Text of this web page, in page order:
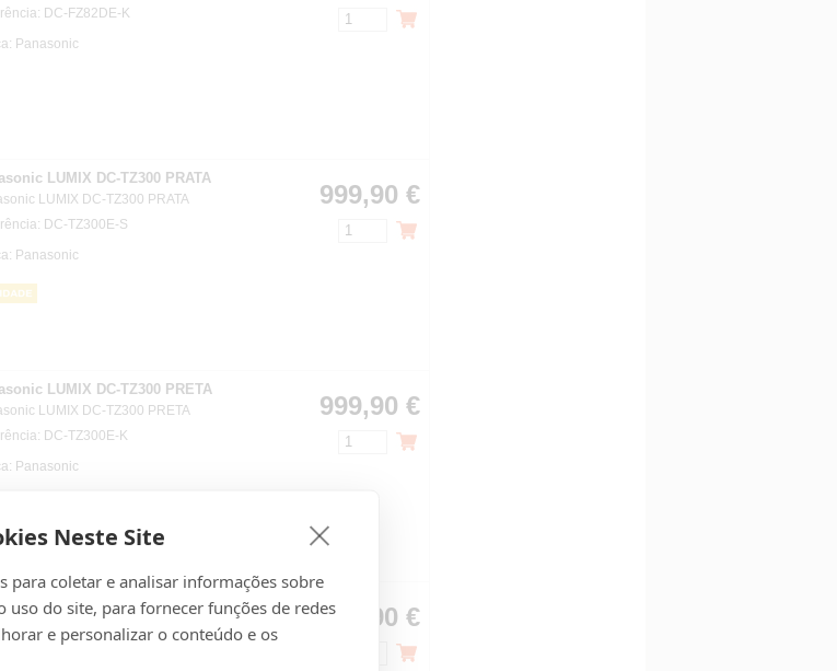
Neste Site
para coletar e analisar informações sobre
uso do site, para fornecer funções de redes
e personalizar o conteúdo e os
DC-FZ82DE-K
Panasonic
LUMIX DC-TZ300 PRATA
LUMIX DC-TZ300 PRATA
DC-TZ300E-S
Panasonic
999,90 €
LUMIX DC-TZ300 PRETA
LUMIX DC-TZ300 PRETA
DC-TZ300E-K
Panasonic
999,90 €
LUMIX DC-TZ99 PRATA
LUMIX DC-TZ99 PRATA
DC-TZ99E-S
599,90 €